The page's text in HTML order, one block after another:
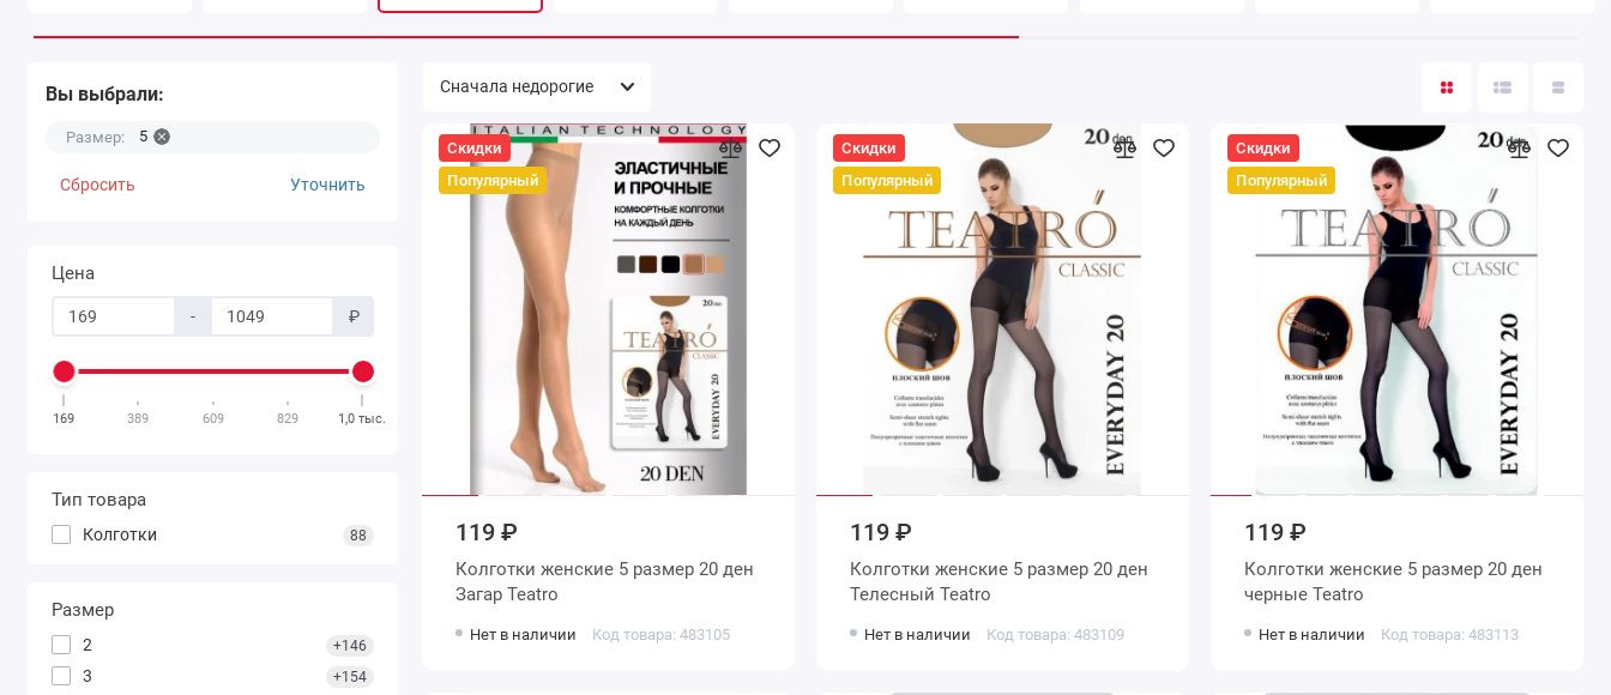
Вы выбрали:
Размер: 5
Сбросить Уточнить
Цена
- ₽
169 389 609 829 1,0 тыс.
Тип товара
Колготки 88
Размер
2 +146
3 +154
Скидки
Популярный
119 ₽
Колготки женские 5 размер 20 ден
Загар Teatro
Нет в наличии Код товара: 483105
Скидки
Популярный
119 ₽
Колготки женские 5 размер 20 ден
Телесный Teatro
Нет в наличии Код товара: 483109
Скидки
Популярный
119 ₽
Колготки женские 5 размер 20 ден
черные Teatro
Нет в наличии Код товара: 483113